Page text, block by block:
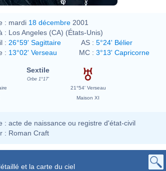
: mardi 18 décembre 2001
: Los Angeles (CA) (États-Unis)
: 26°59' Sagittaire AS : 5°24' Bélier
: 13°02' Verseau MC : 3°13' Capricorne
Sextile
Orbe 1°17'
21°54' Verseau
Maison XI
: acte de naissance ou registre d'état-civil
: Roman Craft
et la carte du ciel